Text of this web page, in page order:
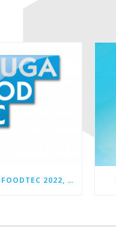
FEIRA ANUGA FOODTEC 2022, ALEMANHA